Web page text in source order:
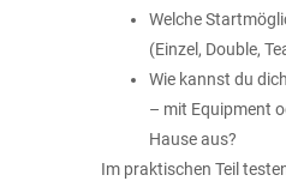
Welche
(Einzel, Double,
Wie kannst du
– mit Equipment
Hause aus?
Im praktischen Teil